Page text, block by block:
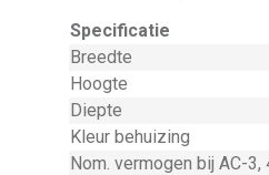
Specificatie
Breedte
Hoogte
Diepte
Kleur behuizing
Nom. vermogen bij AC-3,